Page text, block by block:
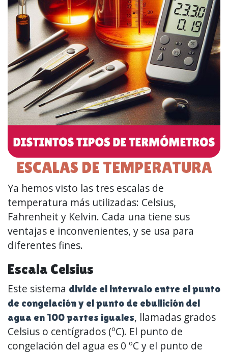
ESCALAS DE TEMPERATURA
Ya hemos visto las tres escalas de
temperatura más utilizadas: Celsius,
Fahrenheit y Kelvin. Cada una tiene sus
ventajas e inconvenientes, y se usa para
diferentes fines.
Escala Celsius
Este sistema divide el intervalo entre el punto
de congelación y el punto de ebullición del
agua en 100 partes iguales, llamadas grados
Celsius o centígrados (ºC). El punto de
congelación del agua es 0 ºC y el punto de